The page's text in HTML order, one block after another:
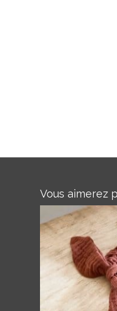
Vous aimerez